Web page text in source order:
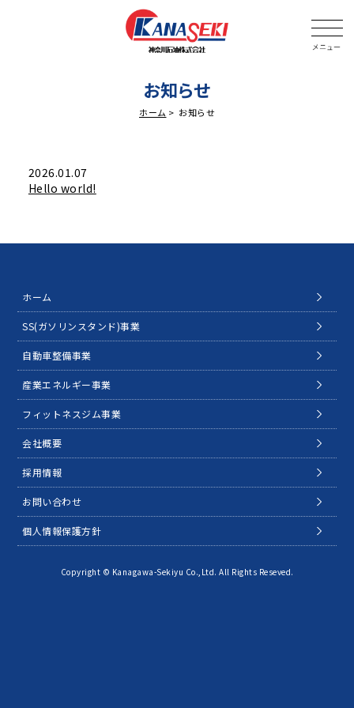
お知らせ
ホーム お知らせ
2026.01.07
Hello world!
ホーム
SS(ガソリンスタンド)事業
自動車整備事業
産業エネルギー事業
フィットネスジム事業
会社概要
採用情報
お問い合わせ
個人情報保護方針
Copyright © Kanagawa-Sekiyu Co.,Ltd. All Rights Reseved.